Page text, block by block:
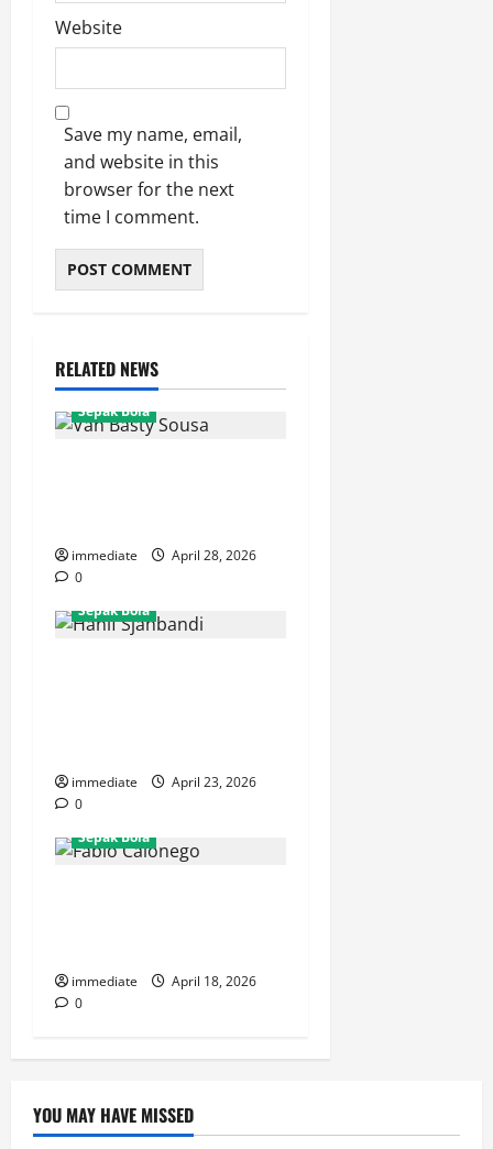
Website
Save my name, email,
and website in this
browser for the next
time I comment.
RELATED NEWS
Sepak Bola
immediate
April 28, 2026
0
Sepak Bola
immediate
April 23, 2026
0
Sepak Bola
immediate
April 18, 2026
0
YOU MAY HAVE MISSED